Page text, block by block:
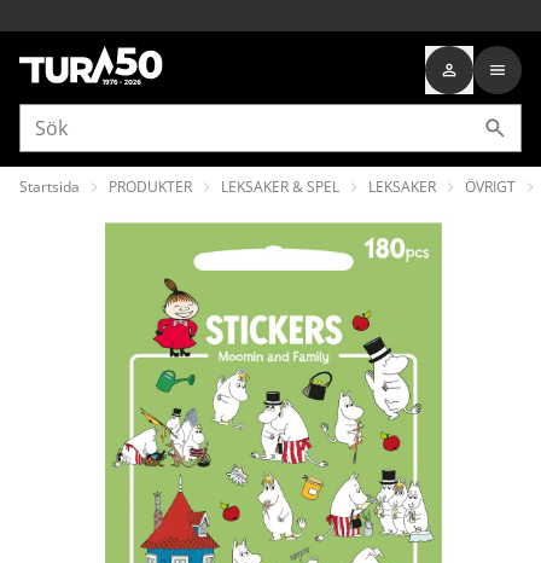
Startsida PRODUKTER LEKSAKER & SPEL LEKSAKER ÖVRIGT